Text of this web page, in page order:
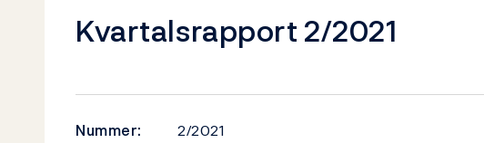
Kvartalsrapport 2/2021
Nummer: 2/2021